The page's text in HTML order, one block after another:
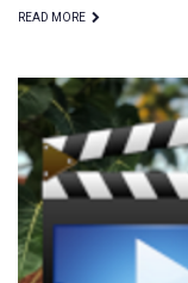
READ MORE